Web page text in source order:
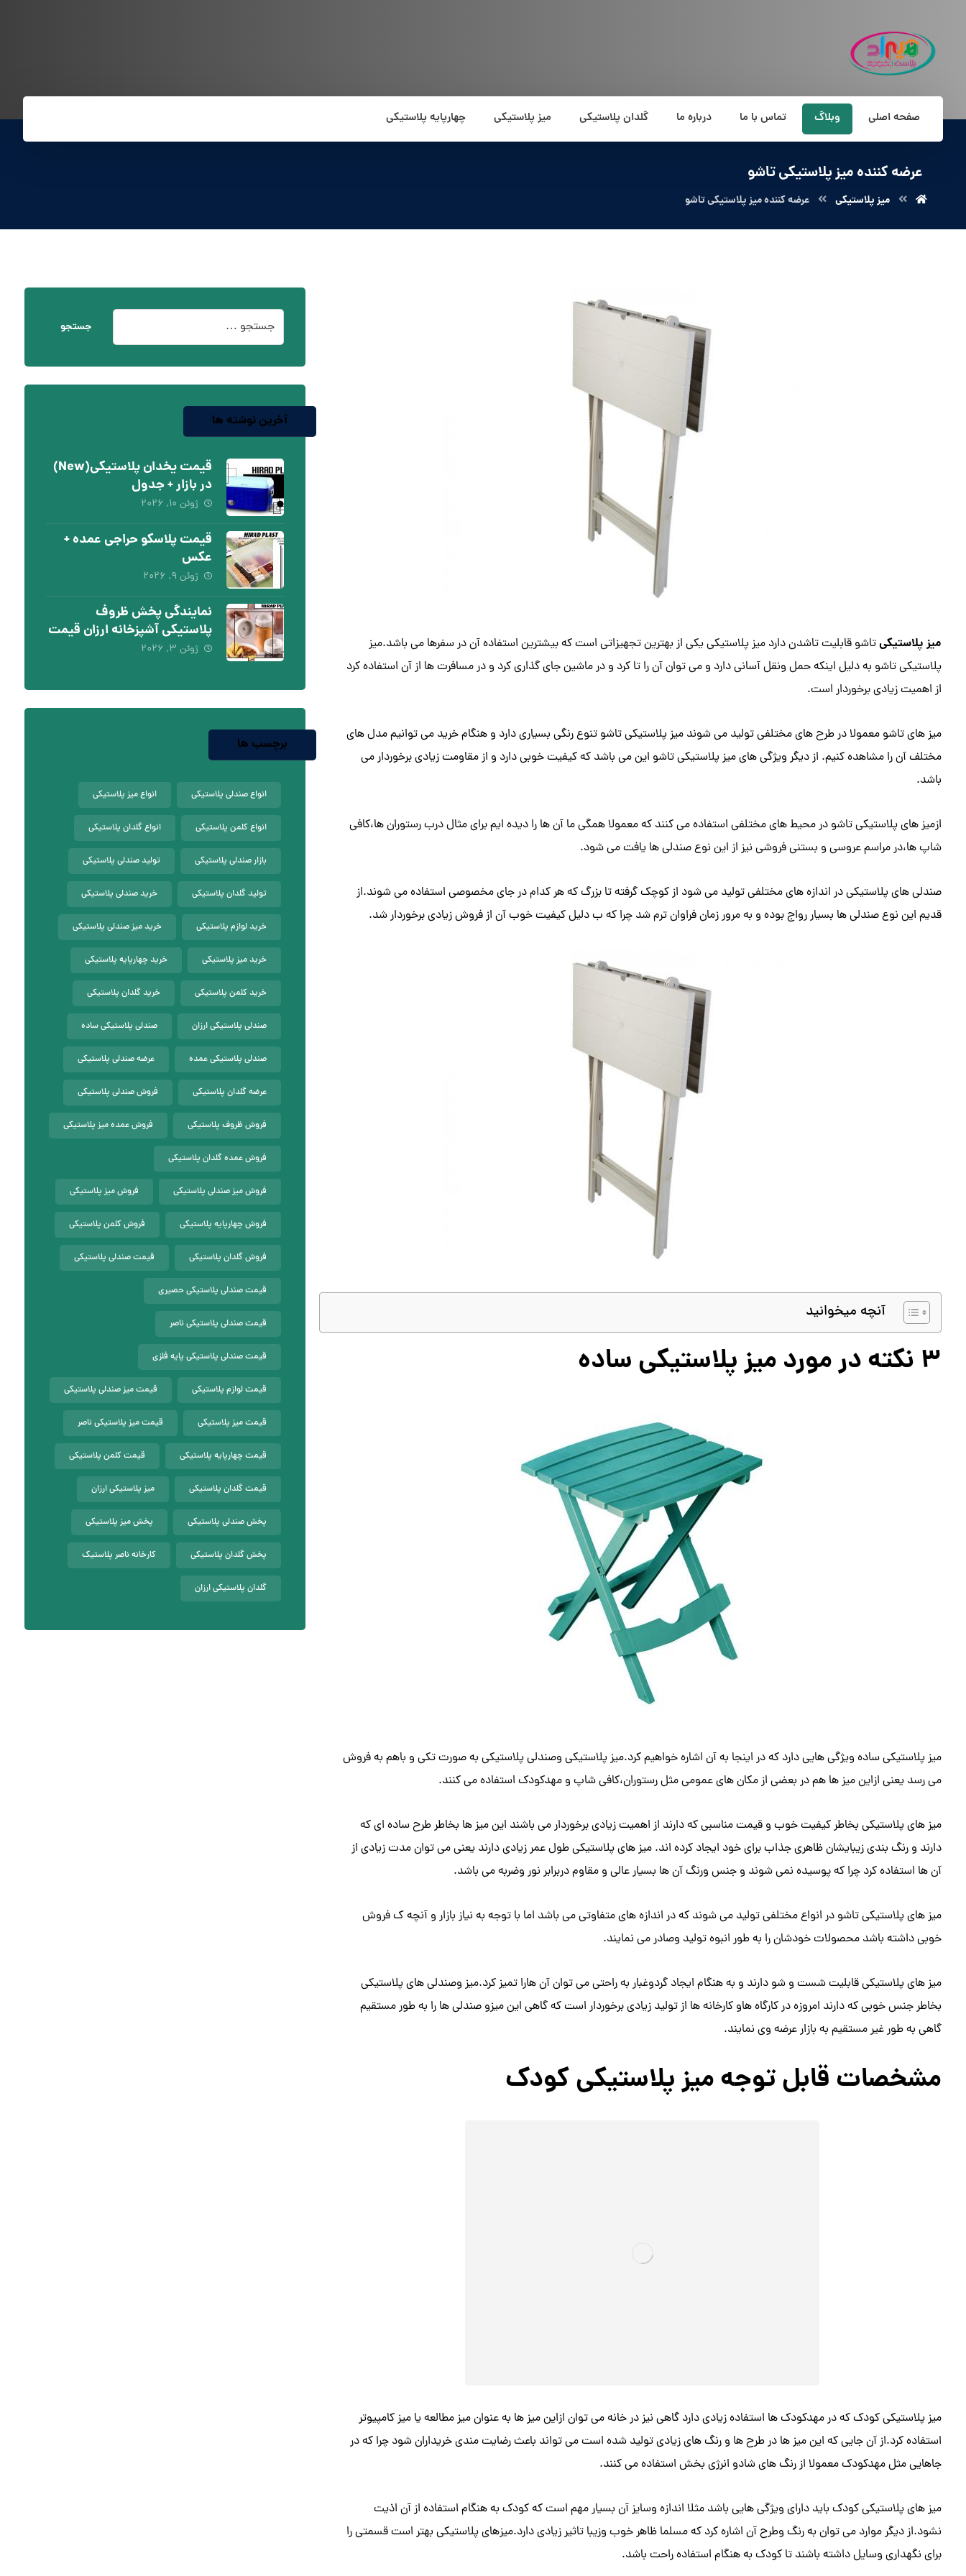
صفحه اصلی وبلاگ تماس با ما درباره ما گلدان پلاستیکی میز پلاستیکی چهارپایه پلاستیکی
عرضه کننده میز پلاستیکی تاشو
میز پلاستیکی عرضه کننده میز پلاستیکی تاشو
میز پلاستیکیتاشو قابلیت تاشدن دارد میز پلاستیکی یکی از بهترین تجهیزاتی است که بیشترین استفاده آن در سفرها می باشد.میز
پلاستیکی تاشو به دلیل اینکه حمل ونقل آسانی دارد و می توان آن را تا کرد و در ماشین جای گذاری کرد و در مسافرت ها از آن استفاده کرد
از اهمیت زیادی برخوردار است.
میز های تاشو معمولا در طرح های مختلفی تولید می شوند میز پلاستیکی تاشو تنوع رنگی بسیاری دارد و هنگام خرید می توانیم مدل های
مختلف آن را مشاهده کنیم. از دیگر ویژگی های میز پلاستیکی تاشو این می باشد که کیفیت خوبی دارد و از مقاومت زیادی برخوردار می
باشد.
ازمیز های پلاستیکی تاشو در محیط های مختلفی استفاده‌ می کنند که معمولا همگی ما آن ها را دیده ایم برای مثال درب رستوران ها،کافی
شاپ ها،در مراسم عروسی و بستنی فروشی نیز از این نوع صندلی ها یافت می شود.
صندلی های پلاستیکی در اندازه های مختلفی تولید می شود از کوچک گرفته تا بزرگ که هر کدام در جای مخصوصی استفاده می شوند.از
قدیم این نوع صندلی ها بسیار رواج بوده و به مرور زمان فراوان ترم شد چرا که ب دلیل کیفیت خوب آن از فروش زیادی برخوردار شد.
آنچه میخوانید
3 نکته در مورد میز پلاستیکی ساده
میز پلاستیکی ساده ویژگی هایی دارد که در اینجا به آن اشاره خواهیم کرد.میز پلاستیکی وصندلی پلاستیکی به صورت تکی و باهم به فروش
می رسد یعنی ازاین میز ها هم در بعضی از مکان های عمومی مثل رستوران،کافی شاپ و مهدکودک استفاده می کنند.
میز های پلاستیکی بخاطر کیفیت خوب و قیمت مناسبی که دارند از اهمیت زیادی برخوردار می باشند این میز ها بخاطر طرح ساده ای که
دارند و رنگ بندی زیبایشان ظاهری جذاب برای خود ایجاد کرده اند. میز های پلاستیکی طول عمر زیادی دارند یعنی می توان مدت زیادی از
آن ها استفاده کرد چرا که پوسیده نمی شوند و جنس ورنگ آن ها بسیار عالی و مقاوم دربرابر نور وضربه می باشد.
میز های پلاستیکی تاشو در انواع مختلفی تولید می شوند که در اندازه های متفاوتی می باشد اما با توجه به نیاز بازار و آنچه ک فروش
خوبی داشته باشد محصولات خودشان را به طور انبوه تولید وصادر می نمایند.
میز های پلاستیکی قابلیت شست و شو دارند و به هنگام ایجاد گردوغبار به راحتی می توان آن هارا تمیز کرد.میز وصندلی های پلاستیکی
بخاطر جنس خوبی که دارند امروزه در کارگاه هاو کارخانه ها از تولید زیادی برخوردار است که گاهی این میزو صندلی ها را به طور مستقیم
گاهی به طور غیر مستقیم به بازار عرضه وی نمایند.
مشخصات قابل توجه میز پلاستیکی کودک
میز پلاستیکی کودک که در مهدکودک ها استفاده زیادی دارد گاهی نیز در خانه می توان ازاین میز ها به عنوان میز مطالعه یا میز کامپیوتر
استفاده کرد.از آن جایی که این میز ها در طرح ها و رنگ های زیادی تولید شده است می تواند باعث رضایت مندی خریداران شود چرا که در
جاهایی مثل مهدکودک معمولا از رنگ های شادو انرژی بخش استفاده می کنند.
میز های پلاستیکی کودک باید دارای ویژگی هایی باشد مثلا اندازه وسایز آن بسیار مهم است که کودک به هنگام استفاده از آن اذیت
نشود.از دیگر موارد می توان به رنگ وطرح آن اشاره کرد که مسلما ظاهر خوب وزیبا تاثیر زیادی دارد.میزهای پلاستیکی بهتر است قسمتی را
برای نگهداری وسایل داشته باشند تا کودک به هنگام استفاده راحت باشد.
جستجو
آخرین نوشته ها
قیمت یخدان پلاستیکی(New)
در بازار + جدول
ژوئن ۱۰, ۲۰۲۶
قیمت پلاسکو حراجی عمده +
عکس
ژوئن ۹, ۲۰۲۶
نمایندگی پخش ظروف
پلاستیکی آشپزخانه ارزان قیمت
ژوئن ۳, ۲۰۲۶
برچسب ها
انواع صندلی پلاستیکی انواع میز پلاستیکی
انواع کلمن پلاستیکی انواع گلدان پلاستیکی
بازار صندلی پلاستیکی تولید صندلی پلاستیکی
تولید گلدان پلاستیکی خرید صندلی پلاستیکی
خرید لوازم پلاستیکی خرید میز صندلی پلاستیکی
خرید میز پلاستیکی خرید چهارپایه پلاستیکی
خرید کلمن پلاستیکی خرید گلدان پلاستیکی
صندلی پلاستیکی ارزان صندلی پلاستیکی ساده
صندلی پلاستیکی عمده عرضه صندلی پلاستیکی
عرضه گلدان پلاستیکی فروش صندلی پلاستیکی
فروش ظروف پلاستیکی فروش عمده میز پلاستیکی
فروش عمده گلدان پلاستیکی
فروش میز صندلی پلاستیکی فروش میز پلاستیکی
فروش چهارپایه پلاستیکی فروش کلمن پلاستیکی
فروش گلدان پلاستیکی قیمت صندلی پلاستیکی
قیمت صندلی پلاستیکی حصیری
قیمت صندلی پلاستیکی ناصر
قیمت صندلی پلاستیکی پایه فلزی
قیمت لوازم پلاستیکی قیمت میز صندلی پلاستیکی
قیمت میز پلاستیکی قیمت میز پلاستیکی ناصر
قیمت چهارپایه پلاستیکی قیمت کلمن پلاستیکی
قیمت گلدان پلاستیکی میز پلاستیکی ارزان
پخش صندلی پلاستیکی پخش میز پلاستیکی
پخش گلدان پلاستیکی کارخانه ناصر پلاستیک
گلدان پلاستیکی ارزان